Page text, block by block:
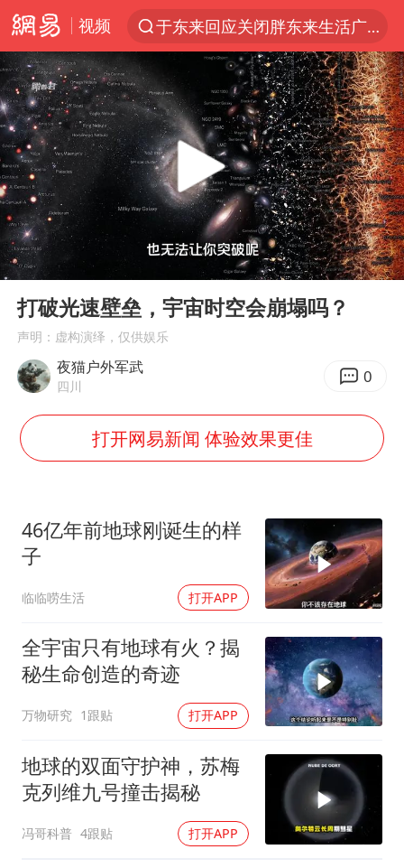
视频
于东来回应关闭胖东来生活广场店
上半年我国经营主体结构持续优化
白海豚登陆强度略强于巴威
《披荆斩棘2026》阵容官宣
杭州机场已取消航班388架次
浙江省委书记：该停下的坚决停下来
中国籍豪华游艇富商之子在泰国被杀
美将每月供乌爱国者拦截导弹
白海豚北上或致京津冀暴雨
10余省份将出现强风雨 局地特大暴雨
新疆一婚礼线上邀请引热议
上门女婿出轨女邻居多年被判重婚罪
韩军前线部队连曝丑闻
奋力开创中国式现代化建设新局面
Play
00:00 05:29
打破光速壁垒，宇宙时空会崩塌吗？
声明：虚构演绎，仅供娱乐
夜猫户外军武
四川 0
打开网易新闻 体验效果更佳
46亿年前地球刚诞生的样
子
临临唠生活 打开APP
全宇宙只有地球有火？揭
秘生命创造的奇迹
万物研究 1跟贴 打开APP
地球的双面守护神，苏梅
克列维九号撞击揭秘
冯哥科普 4跟贴 打开APP